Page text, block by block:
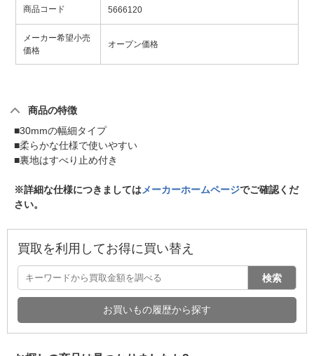
商品コード 5666120
メーカー希望小売
価格
オープン価格
商品の特徴
■30mmの幅細タイプ
■柔らかな仕様で使いやすい
■裏地はすべり止め付き
※詳細な仕様につきましてはメーカーホームページでご確認くだ
さい。
買取を利用してお得に買い替え
検索
お買いもの履歴から探す